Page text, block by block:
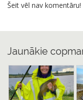
Šeit vēl nav komentāru!
Jaunākie